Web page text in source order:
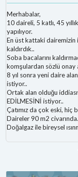
Merhabalar,
10 daireli, 5 katlı, 45
yapılıyor.
En üst kattaki dairemizin
kaldırdık..
Soba bacalarını
komşulardan sözlü onay
8 yıl sonra yeni daire
istiyor..
Ortak alan olduğu
EDİLMESİNİ istiyor..
Çatımız da çok eski, hiç
Daireler 90 m2
Doğalgaz ile bireysel